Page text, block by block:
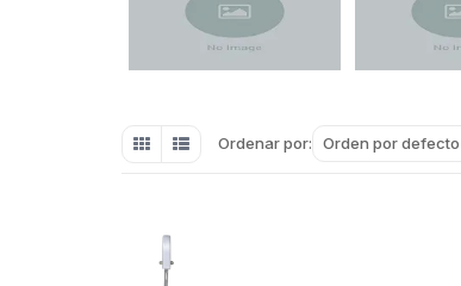
Ordenar por: Orden por defecto